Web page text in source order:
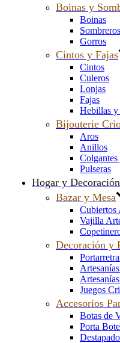
Boinas y
Boinas
Gorros
Cintos y Fajas
Cintos
Culeros
Lonjas
Fajas
Hebillas y
Bijouterie
Aros
Anillos
Pulseras
Hogar y Decoración
Bazar y Mesa
Cubiertos
Vajilla
Decoración y
Juegos
Accesorios
Botas de
Porta